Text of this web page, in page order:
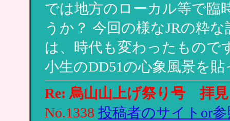
では地方のローカル等で臨
うか？ 今回の様なJRの粋
は、時代も変わったもので
小生のDD51の心象風景を
Re: 烏山山上げ祭り号 拝
No.1338 投稿者のサイトor